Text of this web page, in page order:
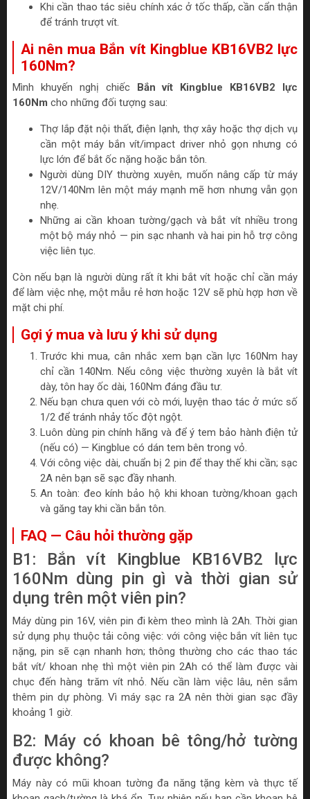
Khi cần thao tác siêu chính xác ở tốc thấp, cần cẩn thận
để tránh trượt vít.
Ai nên mua Bắn vít Kingblue KB16VB2 lực
160Nm?
Mình khuyến nghị chiếc Bắn vít Kingblue KB16VB2 lực
160Nm cho những đối tượng sau:
Thợ lắp đặt nội thất, điện lạnh, thợ xây hoặc thợ dịch vụ
cần một máy bắn vít/impact driver nhỏ gọn nhưng có
lực lớn để bắt ốc nặng hoặc bắn tôn.
Người dùng DIY thường xuyên, muốn nâng cấp từ máy
12V/140Nm lên một máy mạnh mẽ hơn nhưng vẫn gọn
nhẹ.
Những ai cần khoan tường/gạch và bắt vít nhiều trong
một bộ máy nhỏ — pin sạc nhanh và hai pin hỗ trợ công
việc liên tục.
Còn nếu bạn là người dùng rất ít khi bắt vít hoặc chỉ cần máy
để làm việc nhẹ, một mẫu rẻ hơn hoặc 12V sẽ phù hợp hơn về
mặt chi phí.
Gợi ý mua và lưu ý khi sử dụng
Trước khi mua, cân nhắc xem bạn cần lực 160Nm hay
chỉ cần 140Nm. Nếu công việc thường xuyên là bắt vít
dày, tôn hay ốc dài, 160Nm đáng đầu tư.
Nếu bạn chưa quen với cò mới, luyện thao tác ở mức số
1/2 để tránh nhảy tốc đột ngột.
Luôn dùng pin chính hãng và để ý tem bảo hành điện tử
(nếu có) — Kingblue có dán tem bên trong vỏ.
Với công việc dài, chuẩn bị 2 pin để thay thế khi cần; sạc
2A nên bạn sẽ sạc đầy nhanh.
An toàn: đeo kính bảo hộ khi khoan tường/khoan gạch
và găng tay khi cần bắn tôn.
FAQ — Câu hỏi thường gặp
B1: Bắn vít Kingblue KB16VB2 lực
160Nm dùng pin gì và thời gian sử
dụng trên một viên pin?
Máy dùng pin 16V, viên pin đi kèm theo mình là 2Ah. Thời gian
sử dụng phụ thuộc tải công việc: với công việc bắn vít liên tục
nặng, pin sẽ cạn nhanh hơn; thông thường cho các thao tác
bắt vít/ khoan nhẹ thì một viên pin 2Ah có thể làm được vài
chục đến hàng trăm vít nhỏ. Nếu cần làm việc lâu, nên sắm
thêm pin dự phòng. Vì máy sạc ra 2A nên thời gian sạc đầy
khoảng 1 giờ.
B2: Máy có khoan bê tông/hở tường
được không?
Máy này có mũi khoan tường đa năng tặng kèm và thực tế